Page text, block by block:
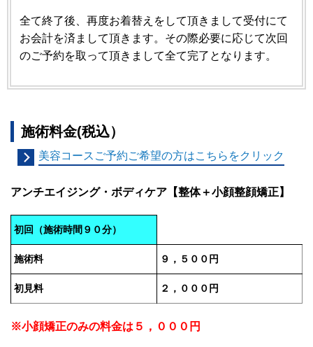
全て終了後、再度お着替えをして頂きまして受付にて
お会計を済まして頂きます。その際必要に応じて次回
のご予約を取って頂きまして全て完了となります。
施術料金(税込）
美容コースご予約ご希望の方はこちらをクリック
アンチエイジング・ボディケア【整体＋小顔整顔矯正】
初回（施術時間９０分）
施術料 ９，５００円
初見料 ２，０００円
※小顔矯正のみの料金は５，０００円